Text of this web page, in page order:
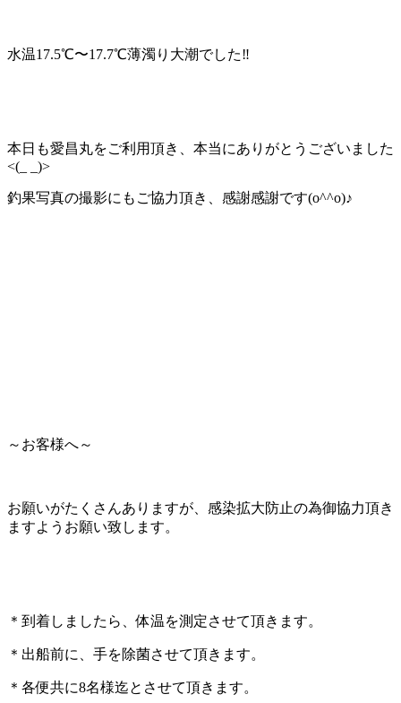
水温17.5℃〜17.7℃薄濁り大潮でした‼️
本日も愛昌丸をご利用頂き、本当にありがとうございました
<(_ _)>
釣果写真の撮影にもご協力頂き、感謝感謝です(o^^o)♪
～お客様へ～
お願いがたくさんありますが、感染拡大防止の為御協力頂き
ますようお願い致します。
＊到着しましたら、体温を測定させて頂きます。
＊出船前に、手を除菌させて頂きます。
＊各便共に8名様迄とさせて頂きます。